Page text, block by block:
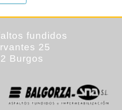
fundidos
25
Burgos